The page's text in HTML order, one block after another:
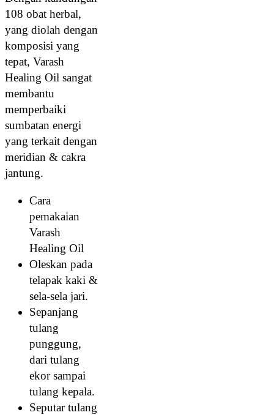
108 obat herbal,
yang diolah dengan
komposisi yang
tepat, Varash
Healing Oil sangat
membantu
memperbaiki
sumbatan energi
yang terkait dengan
meridian & cakra
jantung.
Cara
pemakaian
Varash
Healing Oil
Oleskan pada
telapak kaki &
sela-sela jari.
Sepanjang
tulang
punggung,
dari tulang
ekor sampai
tulang kepala.
Seputar tulang